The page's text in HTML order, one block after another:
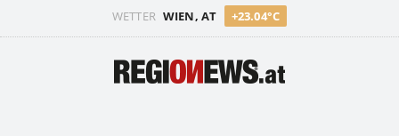
WETTER WIEN, AT +23.04°C